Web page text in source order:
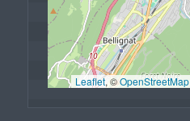
Leaflet, © OpenStreetMap